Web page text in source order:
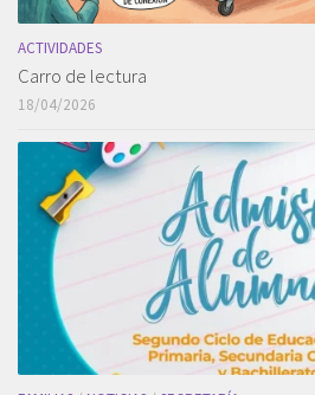
ACTIVIDADES
Carro de lectura
18/04/2026